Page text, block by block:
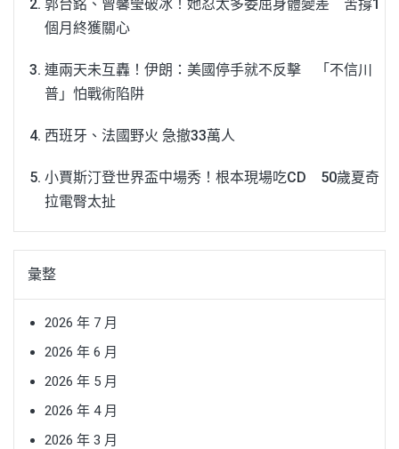
郭台銘、曾馨瑩破冰！她忍太多委屈身體變差 苦撐1
個月終獲關心
連兩天未互轟！伊朗：美國停手就不反擊 「不信川
普」怕戰術陷阱
西班牙、法國野火 急撤33萬人
小賈斯汀登世界盃中場秀！根本現場吃CD 50歲夏奇
拉電臀太扯
彙整
2026 年 7 月
2026 年 6 月
2026 年 5 月
2026 年 4 月
2026 年 3 月